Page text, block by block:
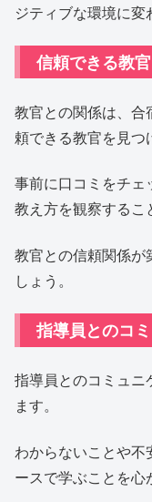
ジティブな環境に変
信頼できる教
教官との関係は、
頼できる教官を見つ
事前に口コミをチ
教え方を観察するこ
教官との信頼関係
しょう。
指導員とのコ
指導員とのコミュニ
ます。
わからないことや
ースで学ぶことを心